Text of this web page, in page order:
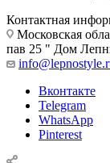
Контактная
Московская
пав 25 " Дом
Вконтакте
Telegram
WhatsApp
Pinterest